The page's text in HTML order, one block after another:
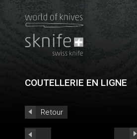
COUTELLERIE EN LIGNE
Retour